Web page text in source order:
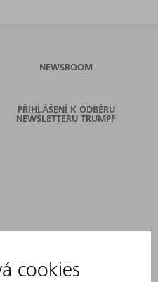
NEWSROOM
PŘIHLÁŠENÍ K ODBĚRU
NEWSLETTERU TRUMPF